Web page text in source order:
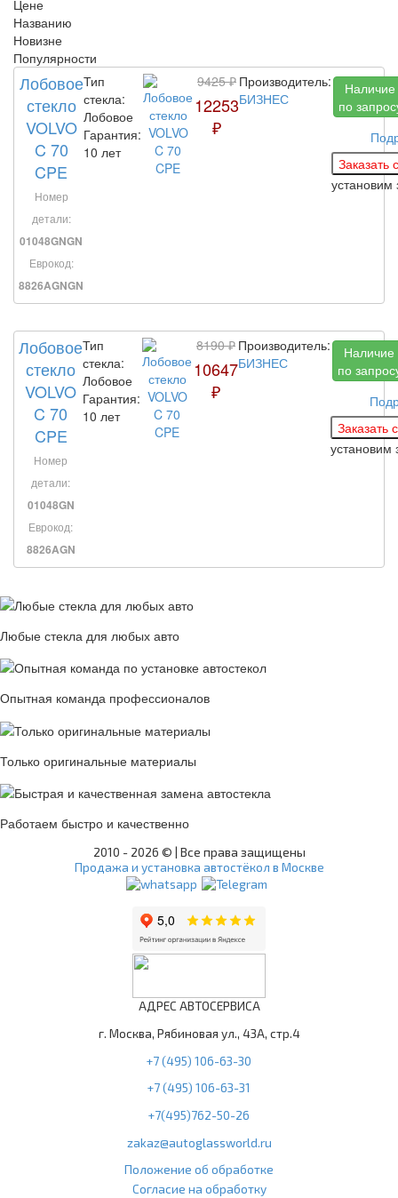
Цене
Названию
Новизне
Популярности
Лобовое
стекло
VOLVO
C 70
CPE
Номер
детали:
01048GNGN
Еврокод:
8826AGNGN
Тип
стекла:
Лобовое
Гарантия:
10 лет
9425 ₽
12253
₽
Производитель:
БИЗНЕС
Наличие
по
установим
Лобовое
стекло
VOLVO
C 70
CPE
Номер
детали:
01048GN
Еврокод:
8826AGN
Тип
стекла:
Лобовое
Гарантия:
10 лет
8190 ₽
10647
₽
Производитель:
БИЗНЕС
Наличие
по
установим
Любые стекла для любых авто
Опытная команда профессионалов
Только оригинальные материалы
Работаем быстро и качественно
2010 - 2026 © | Все права защищены
Продажа и установка автостёкол в Москве
АДРЕС АВТОСЕРВИСА
г. Москва, Рябиновая ул., 43А, стр.4
+7 (495) 106-63-30
+7 (495) 106-63-31
+7(495)762-50-26
zakaz@autoglassworld.ru
Положение об обработке
Согласие на обработку